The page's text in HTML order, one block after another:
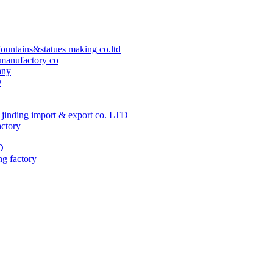
making co.ltd
co
jinding import & export co. LTD
factory